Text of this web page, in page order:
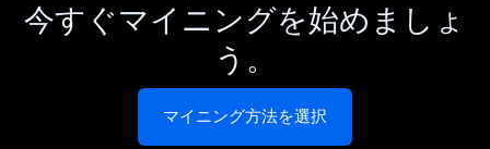
今すぐマイニングを始めましょ
う。
マイニング方法を選択